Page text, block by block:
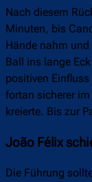
Nach diesem
Minuten, bis
Hände nahm
Ball ins lange
positiven
fortan sicherer
kreierte. Bis zur
João Félix
Die Führung